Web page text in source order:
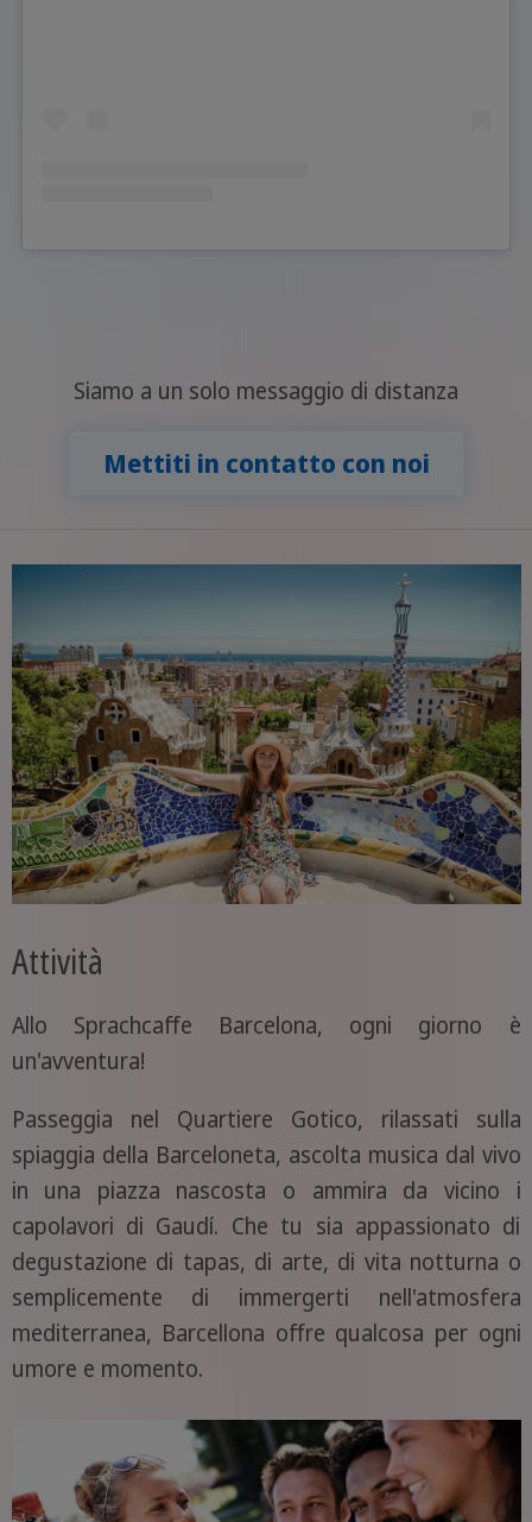
Siamo a un solo messaggio di distanza
Mettiti in contatto con noi
Attività
Allo Sprachcaffe Barcelona, ogni giorno è
un'avventura!
Passeggia nel Quartiere Gotico, rilassati sulla
spiaggia della Barceloneta, ascolta musica dal vivo
in una piazza nascosta o ammira da vicino i
capolavori di Gaudí. Che tu sia appassionato di
degustazione di tapas, di arte, di vita notturna o
semplicemente di immergerti nell'atmosfera
mediterranea, Barcellona offre qualcosa per ogni
umore e momento.